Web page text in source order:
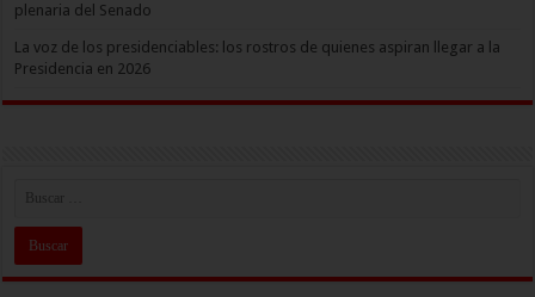
plenaria del Senado
La voz de los presidenciables: los rostros de quienes aspiran llegar a la
Presidencia en 2026